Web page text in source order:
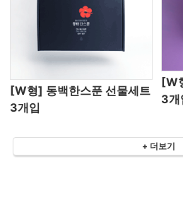
[W형] 동백한스푼 선물세트
3개입
[W
3개
+ 더보기